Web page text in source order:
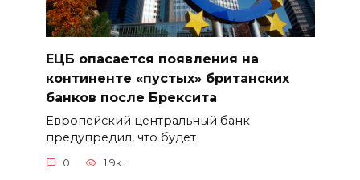
ЕЦБ опасается появления на
континенте «пустых» британских
банков после Брексита
Европейский центральный банк
предупредил, что будет
0 1.9к.